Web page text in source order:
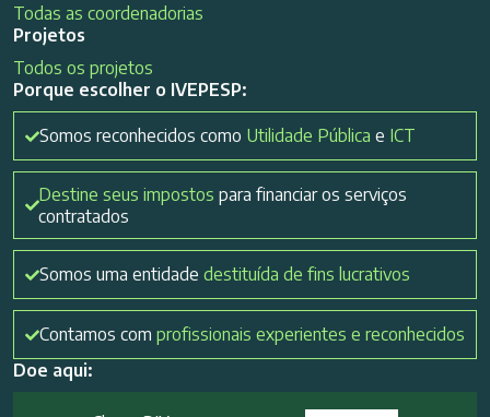
Todas as coordenadorias
Projetos
Todos os projetos
Porque escolher o IVEPESP:
Somos reconhecidos como Utilidade Pública e ICT
Destine seus impostos para financiar os serviços
contratados
Somos uma entidade destituída de fins lucrativos
Contamos com profissionais experientes e reconhecidos
Doe aqui: